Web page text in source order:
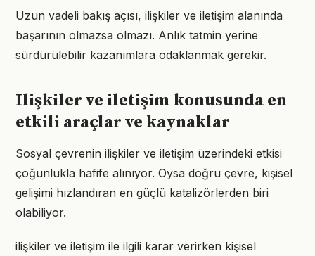
Uzun vadeli bakış açısı, ilişkiler ve iletişim alanında
başarının olmazsa olmazı. Anlık tatmin yerine
sürdürülebilir kazanımlara odaklanmak gerekir.
Ilişkiler ve iletişim konusunda en
etkili araçlar ve kaynaklar
Sosyal çevrenin ilişkiler ve iletişim üzerindeki etkisi
çoğunlukla hafife alınıyor. Oysa doğru çevre, kişisel
gelişimi hızlandıran en güçlü katalizörlerden biri
olabiliyor.
ilişkiler ve iletişim ile ilgili karar verirken kişisel